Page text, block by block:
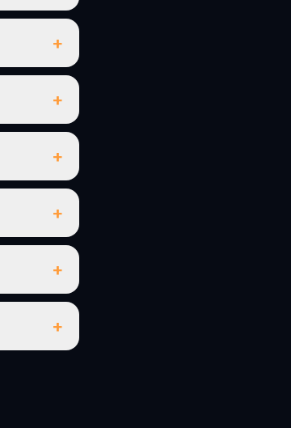
+
+
+
+
+
+